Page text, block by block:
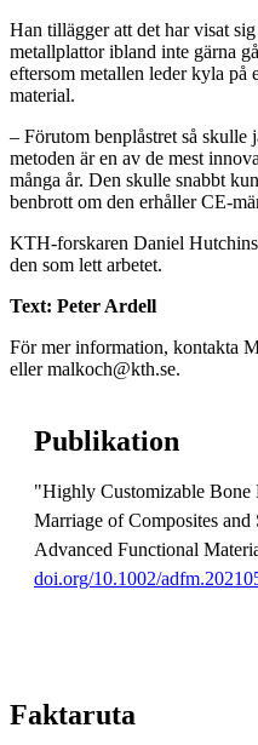
Han tillägger att det har visat
metallplattor ibland inte gärna
eftersom metallen leder kyla på
material.
– Förutom benplåstret så skulle
metoden är en av de mest
många år. Den skulle snabbt
benbrott om den erhåller CE-
KTH-forskaren Daniel
den som lett arbetet.
Text: Peter Ardell
För mer information, kontakta
eller malkoch@kth.se.
Publikation
"Highly Customizable Bone
Marriage of Composites and
Advanced Functional
doi.org/10.1002/
Faktaruta